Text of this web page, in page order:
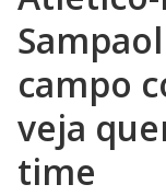
campo
veja
time